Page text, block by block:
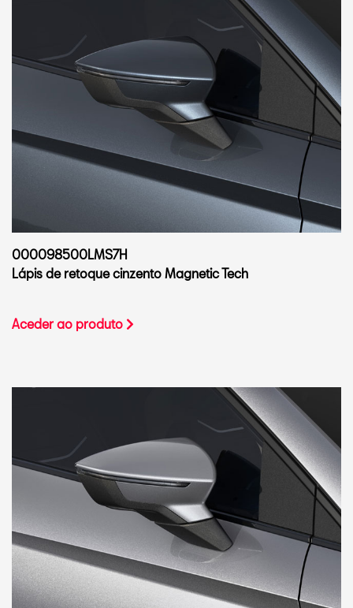
000098500LMS7H
Lápis de retoque cinzento Magnetic Tech
Aceder ao produto